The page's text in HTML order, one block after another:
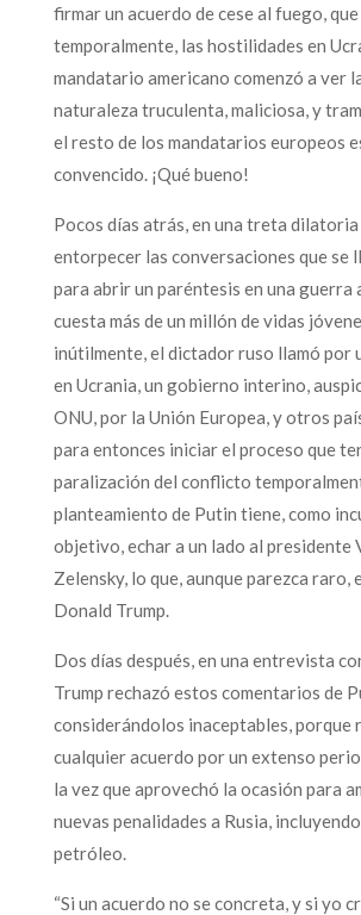
firmar un acuerdo de cese al fuego,
temporalmente, las hostilidades en
mandatario americano comenzó a ver
naturaleza truculenta, maliciosa, y
el resto de los mandatarios europeos
convencido. ¡Qué bueno!
Pocos días atrás, en una treta dilatoria
entorpecer las conversaciones que se
para abrir un paréntesis en una guerra
cuesta más de un millón de vidas
inútilmente, el dictador ruso llamó por
en Ucrania, un gobierno interino,
ONU, por la Unión Europea, y otros
para entonces iniciar el proceso que
paralización del conflicto
planteamiento de Putin tiene, como
objetivo, echar a un lado al presidente
Zelensky, lo que, aunque parezca raro,
Donald Trump.
Dos días después, en una entrevista
Trump rechazó estos comentarios de
considerándolos inaceptables, porque
cualquier acuerdo por un extenso
la vez que aprovechó la ocasión para
nuevas penalidades a Rusia,
petróleo.
“Si un acuerdo no se concreta, y si yo